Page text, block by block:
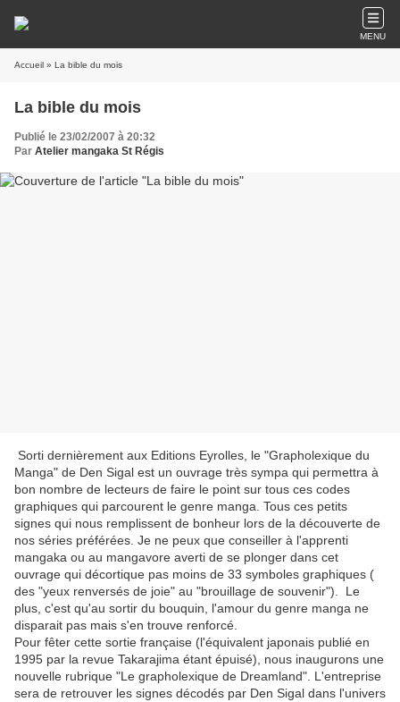
MENU
Accueil » La bible du mois
La bible du mois
Publié le 23/02/2007 à 20:32
Par Atelier mangaka St Régis
Sorti dernièrement aux Editions Eyrolles, le "Grapholexique du
Manga" de Den Sigal est un ouvrage très sympa qui permettra à
bon nombre de lecteurs de faire le point sur tous ces codes
graphiques qui parcourent le genre manga. Tous ces petits
signes qui nous remplissent de bonheur lors de la découverte de
nos séries préférées. Je ne peux que conseiller à l'apprenti
mangaka ou au mangavore averti de se plonger dans cet
ouvrage qui décortique pas moins de 33 symboles graphiques (
des "yeux renversés de joie" au "brouillage de souvenir"). Le
plus, c'est qu'au sortir du bouquin, l'amour du genre manga ne
disparait pas mais s'en trouve renforcé.
Pour fêter cette sortie française (l'équivalent japonais publié en
1995 par la revue Takarajima étant épuisé), nous inaugurons une
nouvelle rubrique "Le grapholexique de Dreamland". L'entreprise
sera de retrouver les signes décodés par Den Sigal dans l'univers